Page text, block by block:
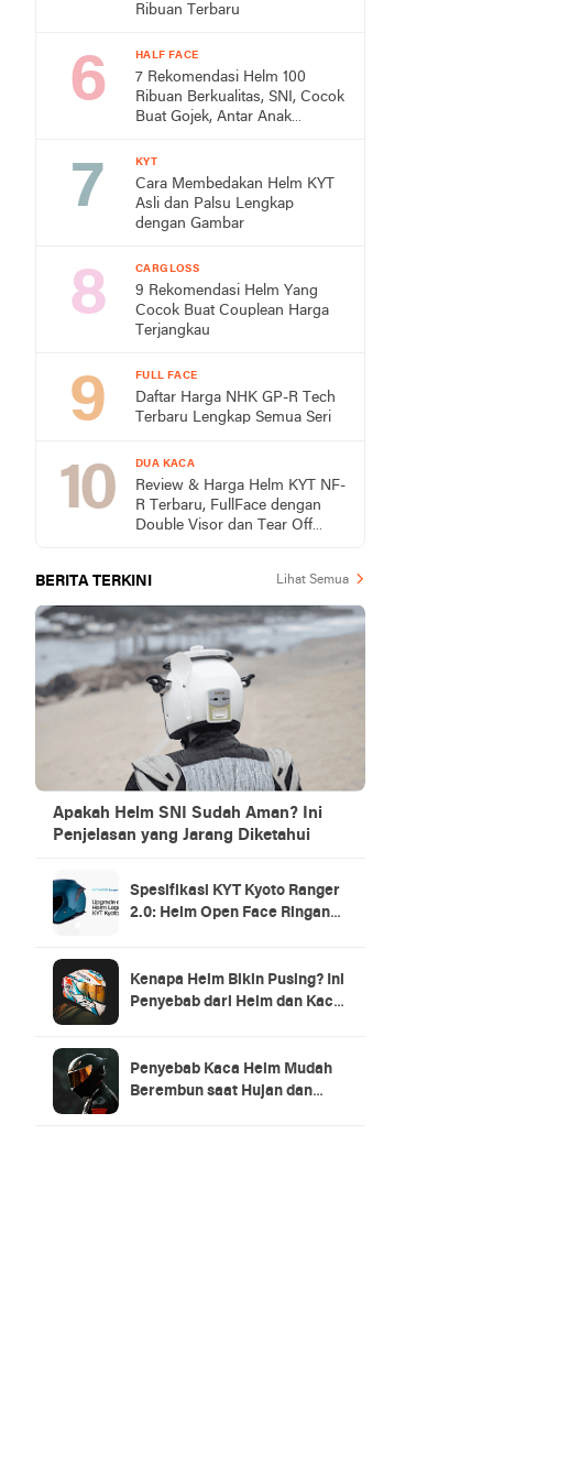
Ribuan Terbaru
HALF FACE
7 Rekomendasi Helm 100
Ribuan Berkualitas, SNI, Cocok
Buat Gojek, Antar Anak
KYT
Cara Membedakan Helm KYT
Asli dan Palsu Lengkap
dengan Gambar
CARGLOSS
9 Rekomendasi Helm Yang
Cocok Buat Couplean Harga
Terjangkau
FULL FACE
Daftar Harga NHK GP-R Tech
Terbaru Lengkap Semua Seri
DUA KACA
Review & Harga Helm KYT NF-
R Terbaru, FullFace dengan
Double Visor dan Tear Off
BERITA TERKINI Lihat Semua
Apakah Helm SNI Sudah Aman? Ini
Penjelasan yang Jarang Diketahui
Spesifikasi KYT Kyoto Ranger
2.0: Helm Open Face Ringan
Kenapa Helm Bikin Pusing? Ini
Penyebab dari Helm dan Kaca
Penyebab Kaca Helm Mudah
Berembun saat Hujan dan